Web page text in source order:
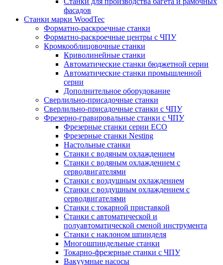
фасадов
Станки марки WoodTec
Форматно-раскроечные станки
Форматно-раскроечные центры с ЧПУ
Кромкооблицовочные станки
Криволинейные станки
Автоматические станки бюджетной серии
Автоматические станки промышленной
серии
Дополнительное оборудование
Сверлильно-присадочные станки
Сверлильно-присадочные станки с ЧПУ
Фрезерно-гравировальные станки с ЧПУ
Фрезерные станки серии ECO
Фрезерные станки Nesting
Настольные станки
Станки с водяным охлаждением
Станки с водяным охлаждением с
серводвигателями
Станки с воздушным охлаждением
Станки с воздушным охлаждением с
серводвигателями
Станки с токарной приставкой
Станки с автоматической и
полуавтоматической сменой инструмента
Станки с наклоном шпинделя
Многошпиндельные станки
Токарно-фрезерные станки с ЧПУ
Вакуумные насосы